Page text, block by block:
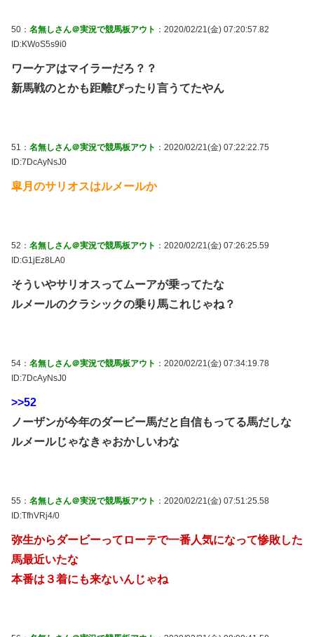
50： 名無しさん＠実況で競馬板アウト ：2020/02/21(金) 07:20:57.82
ID:KWoS5s9i0
ワーケアはマイラーだろ？？
新馬戦のとかも距離ぴったり言うてたやん
51： 名無しさん＠実況で競馬板アウト ：2020/02/21(金) 07:22:22.75
ID:7DcAyNsJ0
皐月のサリオスはルメールか
52： 名無しさん＠実況で競馬板アウト ：2020/02/21(金) 07:26:25.59
ID:G1jEz8LA0
そういやサリオスってムーアが乗ってたな
ルメールのクラシックの乗り馬これじゃね？
54： 名無しさん＠実況で競馬板アウト ：2020/02/21(金) 07:34:19.78
ID:7DcAyNsJ0
>>52
ノーザンが今年のダービー馬だと自信もってる馬だしな
ルメールじゃなきゃおかしいわな
55： 名無しさん＠実況で競馬板アウト ：2020/02/21(金) 07:51:25.58
ID:TfhVRj4/0
弥生からダービーってローテで一番人気になって惨敗した
馬最近いたな
本番は３着にも来ないんじゃね